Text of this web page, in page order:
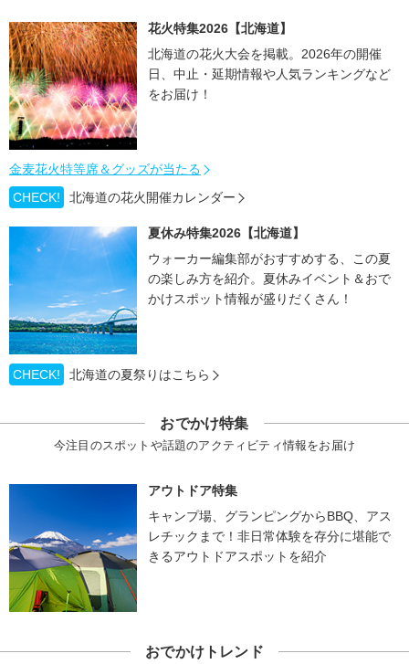
花火特集2026【北海道】
北海道の花火大会を掲載。2026年の開催
日、中止・延期情報や人気ランキングなど
をお届け！
金麦花火特等席＆グッズが当たる
CHECK!
北海道の花火開催カレンダー
夏休み特集2026【北海道】
ウォーカー編集部がおすすめする、この夏
の楽しみ方を紹介。夏休みイベント＆おで
かけスポット情報が盛りだくさん！
CHECK! 北海道の夏祭りはこちら
おでかけ特集
今注目のスポットや話題のアクティビティ情報をお届け
アウトドア特集
キャンプ場、グランピングからBBQ、アス
レチックまで！非日常体験を存分に堪能で
きるアウトドアスポットを紹介
おでかけトレンド